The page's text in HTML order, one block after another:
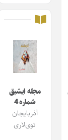
مجله ایشیق
شماره 4
آذربایجان
توی‌لاری